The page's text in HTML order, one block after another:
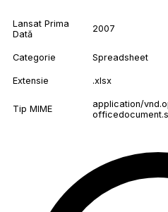
Lansat Prima
Dată
2007
Categorie Spreadsheet
Extensie .xlsx
Tip MIME
application/